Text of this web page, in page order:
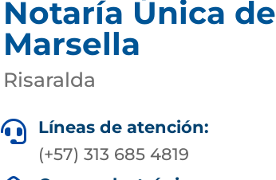
Notaría Única de
Marsella
Risaralda

Líneas de atención:
(+57) 313 685 4819